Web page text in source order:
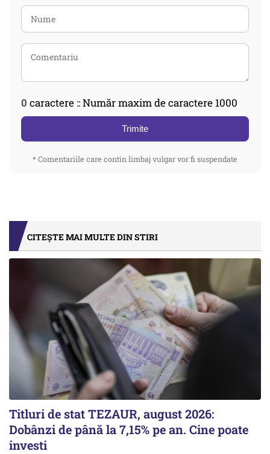
0 caractere :: Număr maxim de caractere 1000
Trimite
* Comentariile care contin limbaj vulgar vor fi suspendate
CITEȘTE MAI MULTE DIN STIRI
Titluri de stat TEZAUR, august 2026:
Dobânzi de până la 7,15% pe an. Cine poate
investi